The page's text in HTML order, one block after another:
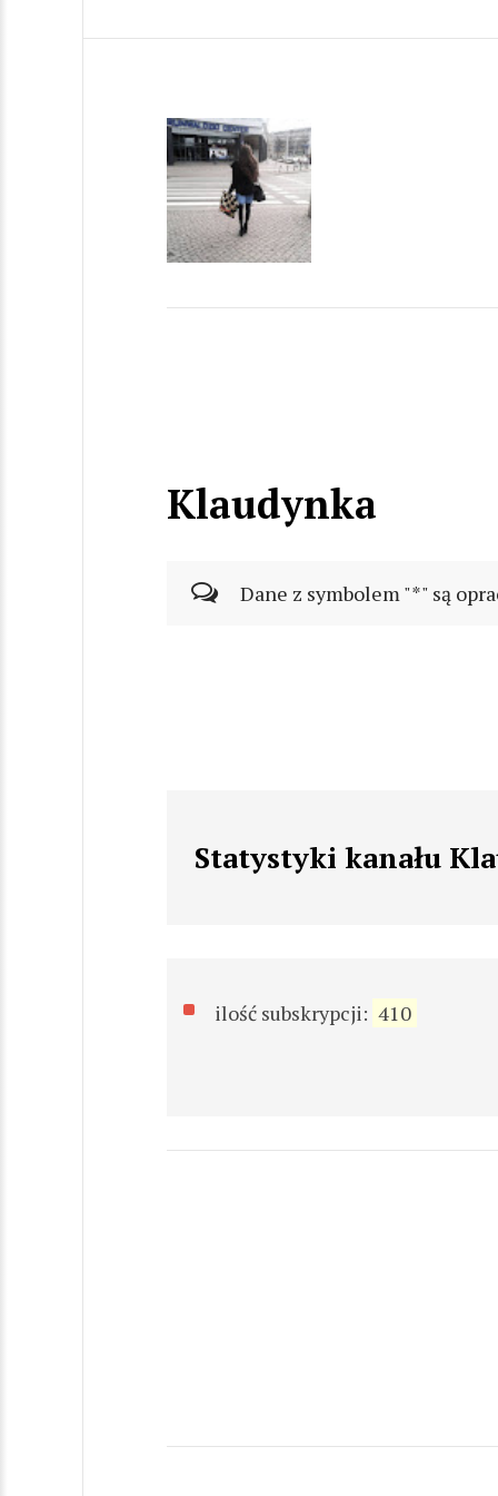
Klaudynka
Dane z symbolem "*" są
Statystyki kanału
ilość subskrypcji: 410